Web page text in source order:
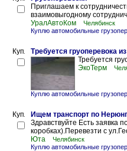
Приглашаем к
взаимовыгодному
УралАвтоКом
Челябинск
Куплю автомобильные
Требуется груоперевока
Требуется
ЭкоТерм
Куплю автомобильные
Ищем транспорт по
Здравствуйте Есть заявка
коробках).Перевезти с
Юта
Челябинск
Куплю автомобильные